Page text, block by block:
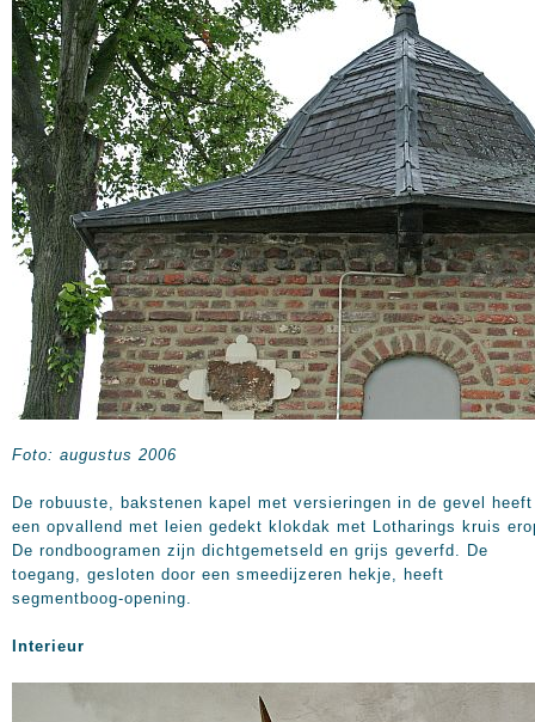
Foto: augustus 2006
De robuuste, bakstenen kapel met versieringen in de gevel heeft
een opvallend met leien gedekt klokdak met Lotharings kruis
De rondboogramen zijn dichtgemetseld en grijs geverfd. De
toegang, gesloten door een smeedijzeren hekje, heeft
segmentboog-opening.
Interieur